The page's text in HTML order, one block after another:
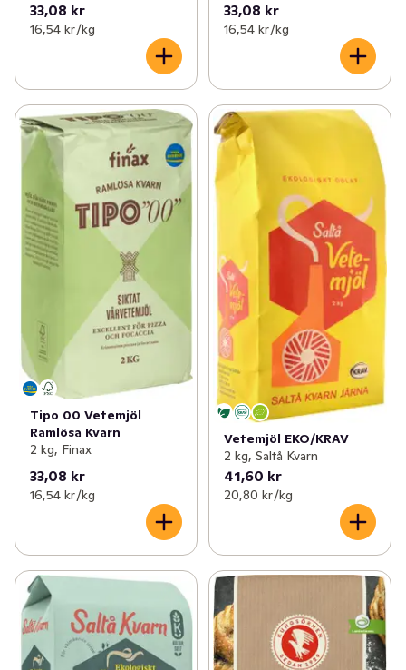
33,08 kr
16,54 kr /kg
33,08 kr
16,54 kr /kg
Tipo 00 Vetemjöl
Ramlösa Kvarn
2 kg, Finax
33,08 kr
16,54 kr /kg
Vetemjöl EKO/KRAV
2 kg, Saltå Kvarn
41,60 kr
20,80 kr /kg